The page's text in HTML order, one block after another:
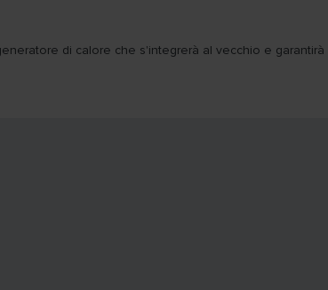
di calore che s'integrerà al vecchio e garantirà